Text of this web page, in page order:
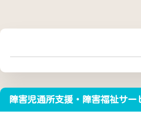
障害児通所支援・障害福祉サー